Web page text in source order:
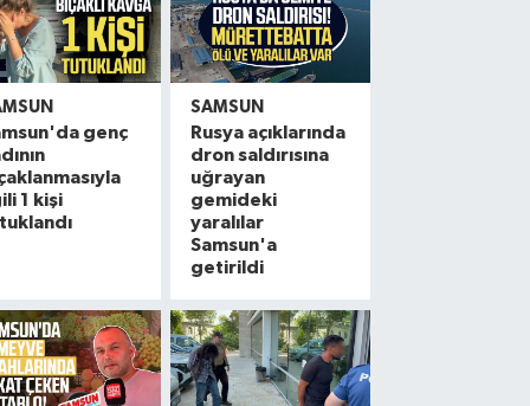
genç
1 kişi
SAMSUN
Rusya açıklarında
dron saldırısına
uğrayan
gemideki
yaralılar
Samsun'a
getirildi